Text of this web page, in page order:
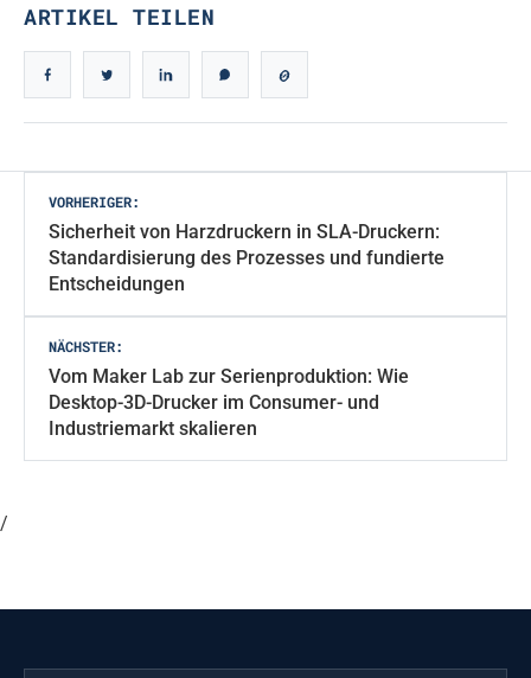
ARTIKEL TEILEN
Beitragsnavigation
VORHERIGER:
Sicherheit von Harzdruckern in SLA-Druckern:
Standardisierung des Prozesses und fundierte
Entscheidungen
NÄCHSTER:
Vom Maker Lab zur Serienproduktion: Wie
Desktop-3D-Drucker im Consumer- und
Industriemarkt skalieren
/